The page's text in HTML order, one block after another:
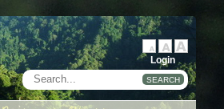
Login
SEARCH